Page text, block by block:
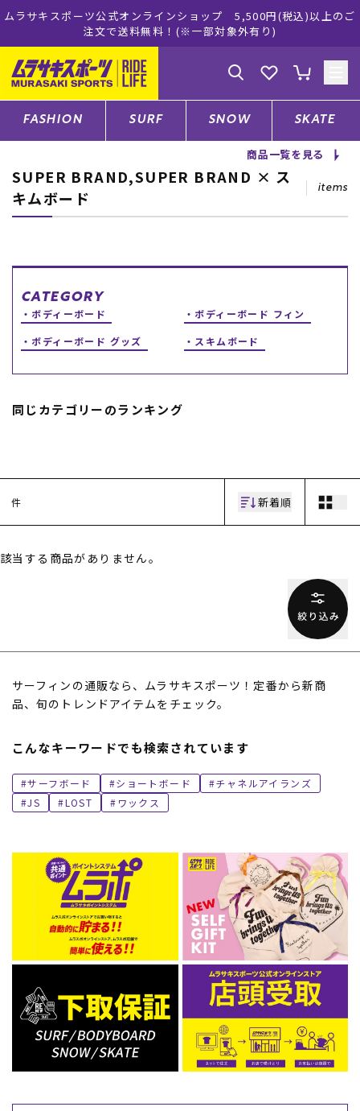
ムラサキスポーツ公式オンラインショップ 5,500円(税込)以上のご
注文で送料無料！(※一部対象外有り)
ゲスト様
ログイン 会員登録
店舗一覧
ファッションTOP
サーフTOP
特集一覧
中古/アウトレット スノ
下取り保証について
店舗一覧
ニュース
ムラサキスポーツ 公式アプリ
ポイント・クーポンもこのアプリで！
FASHION SURF SNOW SKATE
商品一覧を見る
SUPER BRAND,SUPER BRAND × ス
キムボード
items
CATEGORY
ボディーボード
ボディーボード フィン
ボディーボード グッズ
スキムボード
同じカテゴリーのランキング
件 新着順
該当する商品がありません。
サーフィンの通販なら、ムラサキスポーツ！定番から新商
品、旬のトレンドアイテムをチェック。
こんなキーワードでも検索されています
サーフボード ショートボード
チャネルアイランズ
JS
LOST ワックス